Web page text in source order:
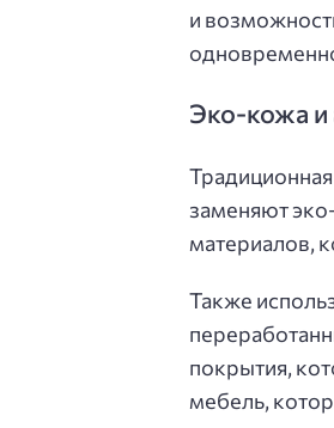
и
Эко-кожа и
заменяют
материалов,
Также
покрытия,
мебель,